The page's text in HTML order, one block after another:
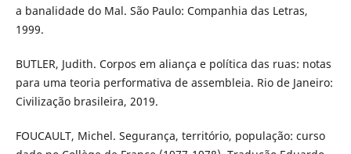
a banalidade do Mal. São Paulo: Companhia das Letras,
1999.
BUTLER, Judith. Corpos em aliança e política das ruas: notas
para uma teoria performativa de assembleia. Rio de Janeiro:
Civilização brasileira, 2019.
FOUCAULT, Michel. Segurança, território, população: curso